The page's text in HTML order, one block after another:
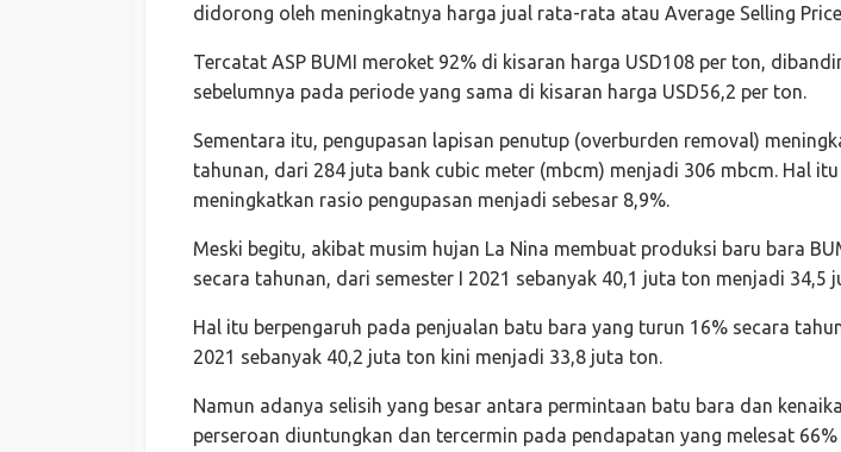
didorong oleh meningkatnya harga jual rata-rata atau Average Selling
Tercatat ASP BUMI meroket 92% di kisaran harga USD108 per ton,
sebelumnya pada periode yang sama di kisaran harga USD56,2 per ton.
Sementara itu, pengupasan lapisan penutup (overburden removal)
tahunan, dari 284 juta bank cubic meter (mbcm) menjadi 306 mbcm. Hal
meningkatkan rasio pengupasan menjadi sebesar 8,9%.
Meski begitu, akibat musim hujan La Nina membuat produksi baru bara
secara tahunan, dari semester I 2021 sebanyak 40,1 juta ton menjadi 34,5
Hal itu berpengaruh pada penjualan batu bara yang turun 16% secara
2021 sebanyak 40,2 juta ton kini menjadi 33,8 juta ton.
Namun adanya selisih yang besar antara permintaan batu bara dan
perseroan diuntungkan dan tercermin pada pendapatan yang melesat